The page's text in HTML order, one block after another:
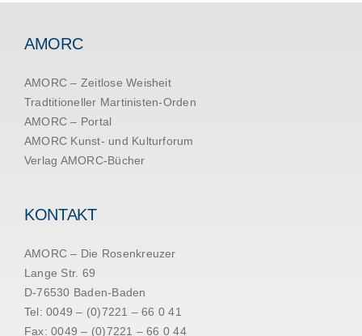
AMORC
AMORC – Zeitlose Weisheit
Tradtitioneller Martinisten-Orden
AMORC – Portal
AMORC Kunst- und Kulturforum
Verlag AMORC-Bücher
KONTAKT
AMORC – Die Rosenkreuzer
Lange Str. 69
D-76530 Baden-Baden
Tel: 0049 – (0)7221 – 66 0 41
Fax: 0049 – (0)7221 – 66 0 44